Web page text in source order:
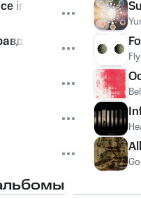
in the Open Air
All